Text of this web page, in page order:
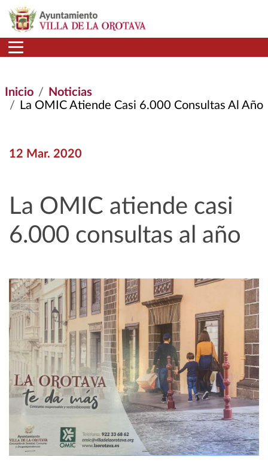
Pasar al contenido principal
Inicio
Noticias
La OMIC Atiende Casi 6.000 Consultas Al Año
12 Mar. 2020
La OMIC atiende casi
6.000 consultas al año